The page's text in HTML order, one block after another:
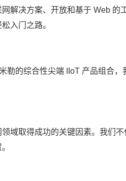
解决方案、开放和基于 Web
入门之路。
勒的综合性尖端 IIoT 产品组合
域取得成功的关键因素。我们